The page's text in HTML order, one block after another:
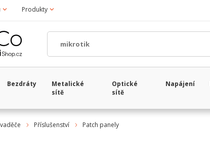
Produkty
Bezdráty
Metalické
sítě
Optické
sítě
Napájení
Příslušenství Patch panely